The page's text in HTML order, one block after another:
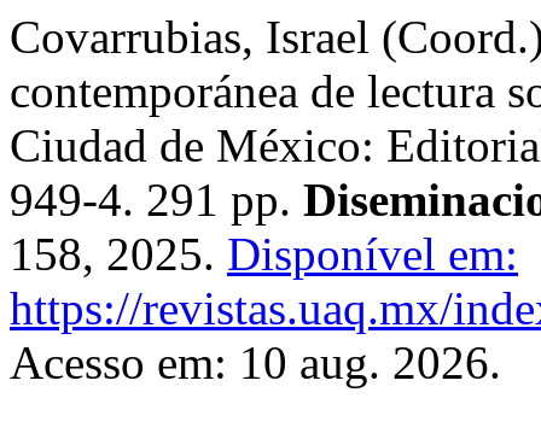
Covarrubias, Israel
contemporánea de lectura
Ciudad de México:
949-4. 291 pp.
158, 2025. Disponível em:
https://revistas.uaq.mx/
Acesso em: 10 aug. 2026.